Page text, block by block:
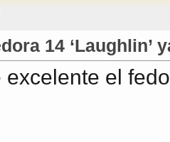
14 ‘Laughlin’
excelente el